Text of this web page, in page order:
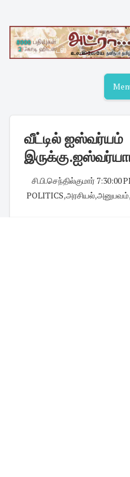
content
வீட்டில் ஐஸ்வர்யம்
சி.பி.செந்தில்குமார்· 7:30:00
POLITICS,அரசியல்,அனுபவம்,